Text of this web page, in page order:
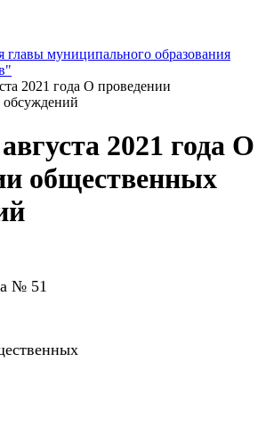
главы муниципального образования
2021 года О проведении
2021 года О
общественных
№ 51